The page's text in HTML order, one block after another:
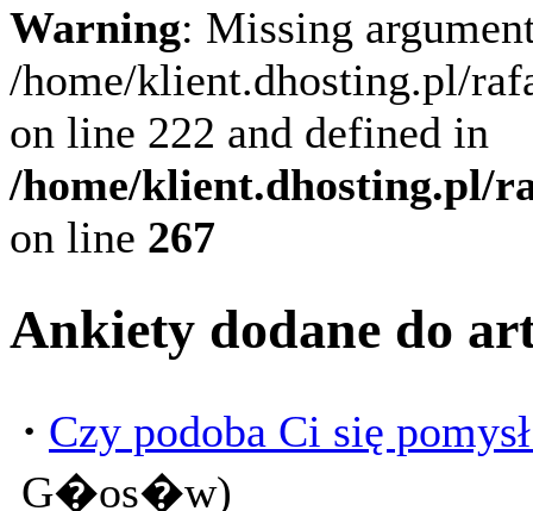
Warning: Missing
/home/klient.dhosting.pl/
on line 222 and defined in
/home/klient.dhosting.pl/
on line 267
Ankiety dodane do
· Czy podoba Ci się
G�os�w)